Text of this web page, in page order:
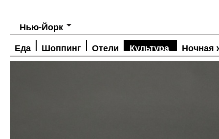
Нью-Йорк
Еда Шоппинг Отели Культура Ночная